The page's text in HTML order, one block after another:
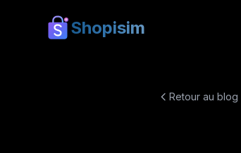
Shopisim
Retour au blog